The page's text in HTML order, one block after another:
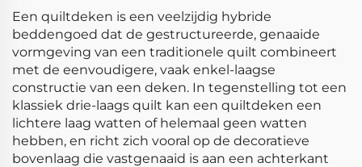
Thuis
Een quiltdeken is een veelzijdig hybride
beddengoed dat de gestructureerde, genaaide
vormgeving van een traditionele quilt combineert
met de eenvoudigere, vaak enkel-laagse
constructie van een deken. In tegenstelling tot een
klassiek drie-laags quilt kan een quiltdeken een
lichtere laag watten of helemaal geen watten
hebben, en richt zich vooral op de decoratieve
bovenlaag die vastgenaaid is aan een achterkant